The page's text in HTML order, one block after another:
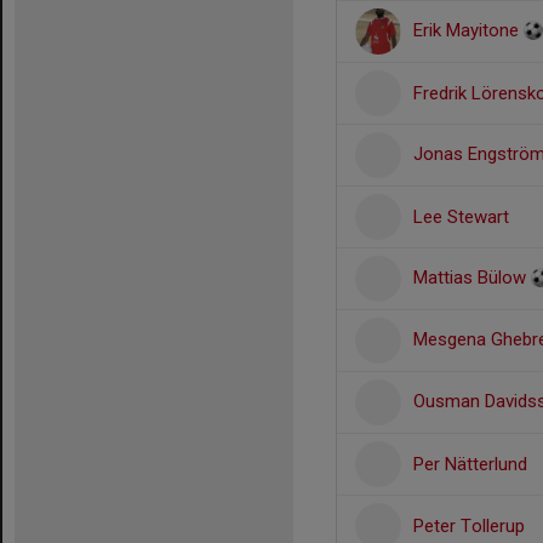
Erik Mayitone
Fredrik
Jonas Engström
Lee Stewart
Mattias Bülow
Mesgena
Ousman
Per Nätterlund
Peter Tollerup